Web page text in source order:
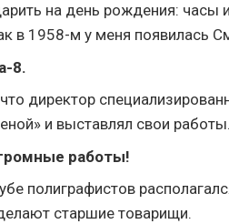
на день рождения: часы
в 1958-м у меня появилась
8.
директор
и выставлял свои
работы!
полиграфистов
старшие товарищи.